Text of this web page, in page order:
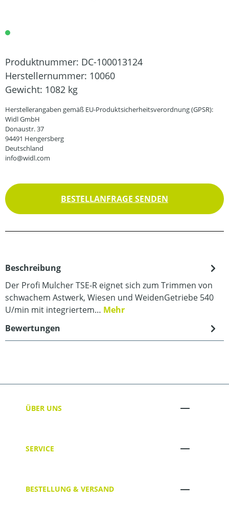
Produktnummer: DC-100013124
Herstellernummer: 10060
Gewicht: 1082 kg
Herstellerangaben gemäß EU-Produktsicherheitsverordnung (GPSR):
Widl GmbH
Donaustr. 37
94491 Hengersberg
Deutschland
info@widl.com
BESTELLANFRAGE SENDEN
Beschreibung
Der Profi Mulcher TSE-R eignet sich zum Trimmen von
schwachem Astwerk, Wiesen und WeidenGetriebe 540
U/min mit integriertem… Mehr
Bewertungen
ÜBER UNS
SERVICE
BESTELLUNG & VERSAND